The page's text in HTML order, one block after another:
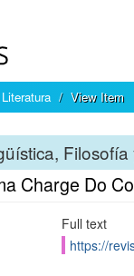
View Item
Filosofía
Charge Do
Full text
https://